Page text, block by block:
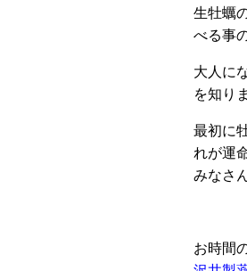
生牡蠣
べる事
大人に
を知り
最初に
れが運
みなさ
お時間